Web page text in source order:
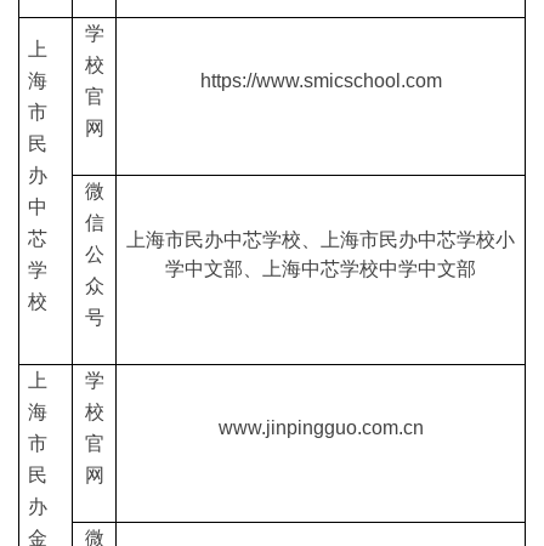
上
海
市
民
办
中
芯
学
校
学
校
官
网
https://www.smicschool.com
微
信
公
众
号
上海市民办中芯学校、上海市民办中芯学校小
学中文部、上海中芯学校中学中文部
上
海
市
民
办
金
学
校
官
网
www.jinpingguo.com.cn
微